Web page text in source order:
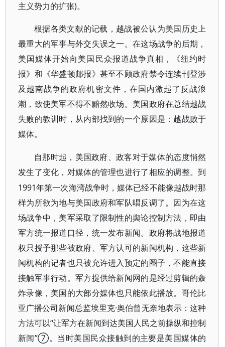
主义势力的扩张)。
根据各类文献的记载，越战被公认为美国历史上
最重大的军事与外交失误之一。在这场战争的后期，
美国媒体开始向美国民众报道战争真相，《纽约时
报》和《华盛顿邮报》甚至不顾政府禁令连续刊登涉
及越南战争的政府机密文件，在国内激起了反战浪
潮，致使美军不得不黯然收场。美国政府在总结越战
失败的教训时，从内部找到的一个原因是：越战败于
媒体。
自那时起，美国政府、政客对于媒体的态度悄然
发生了变化，对媒体的管理也进行了相应的调整。到
1991年第一次海湾战争时，媒体已经不能像越战时那
样为所欲为地与美国政府和军队唱反调了。因为在这
场战争中，美军采取了限制性的舆论控制方法，即由
军方统一报道口径，统一发布新闻。政府将战地报道
权只授予那些被政府、军方认可的新闻机构，这些新
闻机构的记者也只被允许进入预定的圈子，不能直接
接触军事行动。军方提供给新闻网的是经过剪辑的轰
炸录像，美国的大部分媒体也只能依此播放。哥伦比
亚广播公司新闻总监埃里克·奥伯曾无奈地表示：这种
方法可以“让军方在新闻到达美国人民之前操纵和控制
新闻”⑦。当时美国民众接触到的主要是美国媒体的